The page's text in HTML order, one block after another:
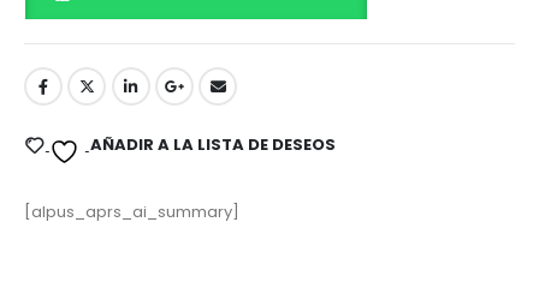
AÑADIR A LA LISTA DE DESEOS
[alpus_aprs_ai_summary]